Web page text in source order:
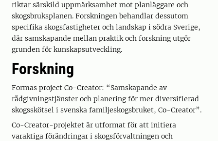
riktar särskild uppmärksamhet mot planläggare och
skogsbruksplanen. Forskningen behandlar dessutom
specifika skogsfastigheter och landskap i södra Sverige,
där samskapande mellan praktik och forskning utgör
grunden för kunskapsutveckling.
Forskning
Formas project Co-Creator: “Samskapande av
rådgivningstjänster och planering för mer diversifierad
skogsskötsel i svenska familjeskogsbruket, Co-Creator”.
Co-Creator-projektet är utformat för att initiera
varaktiga förändringar i skogsförvaltningen och